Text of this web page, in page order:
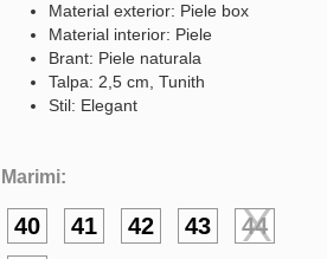
Material exterior: Piele box
Material interior: Piele
Brant: Piele naturala
Talpa: 2,5 cm, Tunith
Stil: Elegant
Marimi:
40 41 42 43
44